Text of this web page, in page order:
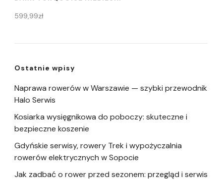
599,99zł
Ostatnie wpisy
Naprawa rowerów w Warszawie — szybki przewodnik
Halo Serwis
Kosiarka wysięgnikowa do poboczy: skuteczne i
bezpieczne koszenie
Gdyńskie serwisy, rowery Trek i wypożyczalnia
rowerów elektrycznych w Sopocie
Jak zadbać o rower przed sezonem: przegląd i serwis